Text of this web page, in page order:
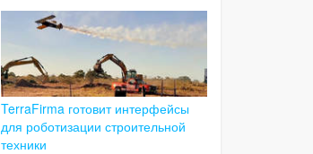
TerraFirma готовит интерфейсы
для роботизации строительной
техники